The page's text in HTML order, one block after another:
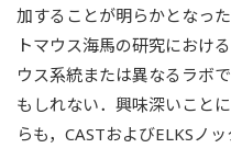
加することが明らかとなった
トマウス海馬の研究におけ
ウス系統または異なるラボ
もしれない．興味深いこと
らも，CASTおよびELKSノ